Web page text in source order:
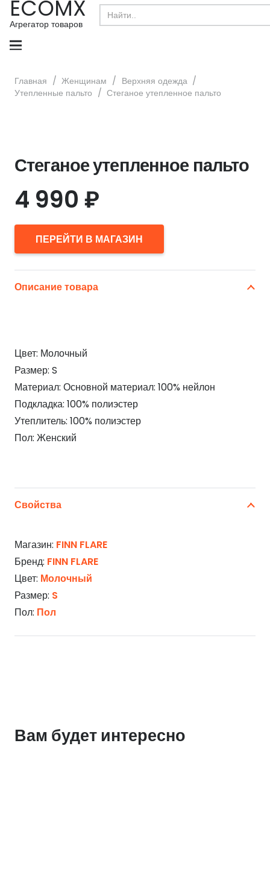
ECOMX
Агрегатор товаров
Search
for:
Главная / Женщинам / Верхняя одежда /
Утепленные пальто / Стеганое утепленное пальто
Стеганое утепленное пальто
4 990 ₽
ПЕРЕЙТИ В МАГАЗИН
Описание товара
Цвет: Молочный
Размер: S
Материал: Основной материал: 100% нейлон
Подкладка: 100% полиэстер
Утеплитель: 100% полиэстер
Пол: Женский
Свойства
Магазин: FINN FLARE
Бренд: FINN FLARE
Цвет: Молочный
Размер: S
Пол: Пол
Вам будет интересно